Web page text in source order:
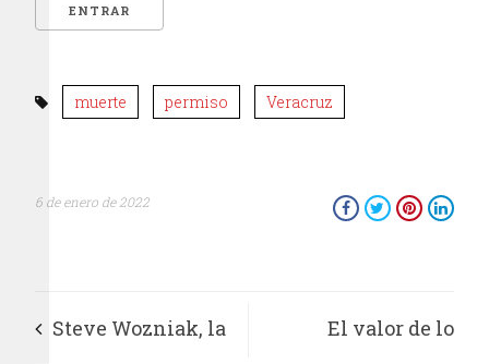
muerte permiso Veracruz
6 de enero de 2022
Steve Wozniak, la El valor de lo